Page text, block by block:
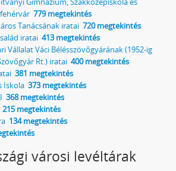
779 megtekintés
Tanácsának iratai 720 megtekintés
iratai 413 megtekintés
Vállalat Váci Bélésszövőgyárának (1952-ig
Rt.) iratai 400 megtekintés
381 megtekintés
Iskola 373 megtekintés
368 megtekintés
215 megtekintés
134 megtekintés
városi levéltárak